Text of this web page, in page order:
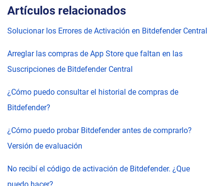
Artículos relacionados
Solucionar los Errores de Activación en Bitdefender Central
Arreglar las compras de App Store que faltan en las
Suscripciones de Bitdefender Central
¿Cómo puedo consultar el historial de compras de
Bitdefender?
¿Cómo puedo probar Bitdefender antes de comprarlo?
Versión de evaluación
No recibí el código de activación de Bitdefender. ¿Que